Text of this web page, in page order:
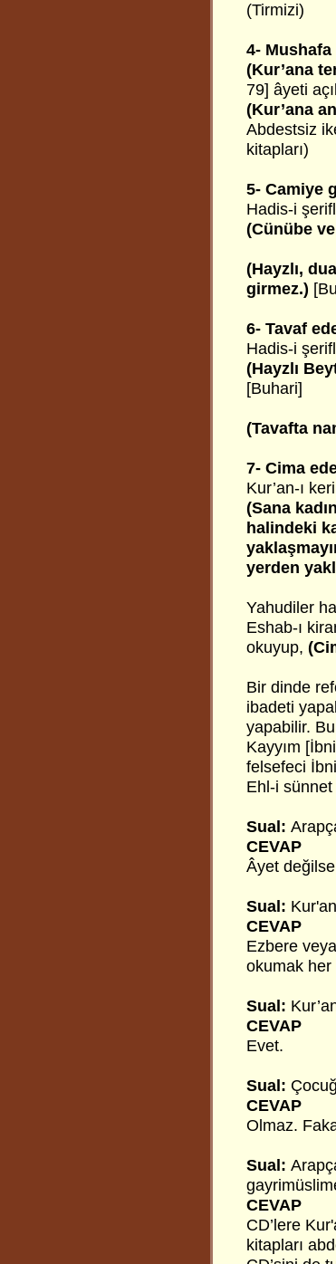
(Tirmizi)
4-
(Kur’ana
79] âyeti
(Kur’ana
Abdestsiz
kitapları)
5- Camiye
Hadis-i
(Cünübe
(Hayzlı,
girmez.)
6- Tavaf
Hadis-i
(Hayzlı
[Buhari]
(Tavafta
7- Cima
Kur’an-ı
(Sana
halindeki
yerden
Yahudiler
Eshab-ı
okuyup,
Bir dinde
ibadeti
yapabilir.
Kayyım
felsefeci
Ehl-i
Sual:
CEVAP
Âyet
Sual:
CEVAP
Ezbere
okumak her
Sual:
CEVAP
Evet.
Sual:
CEVAP
Olmaz.
Sual:
CEVAP
CD’lere
kitapları